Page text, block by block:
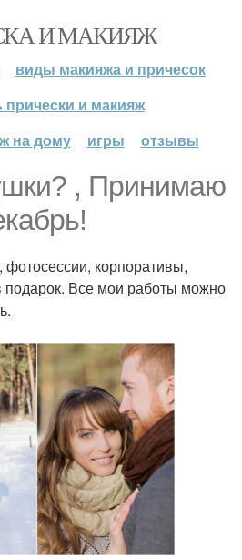
И МАКИЯЖ
виды макияжа и причесок
прически и макияж
на дому
игры отзывы
, Принимаю
корпоративы,
подарок. Все мои работы можно